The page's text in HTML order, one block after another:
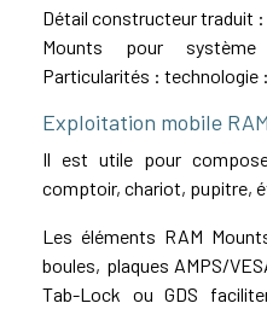
Détail constructeur traduit
Mounts pour système
Particularités : technologie :
Exploitation mobile
Il est utile pour
comptoir, chariot, pupitre,
Les éléments RAM
boules, plaques AMPS/
Tab-Lock ou GDS